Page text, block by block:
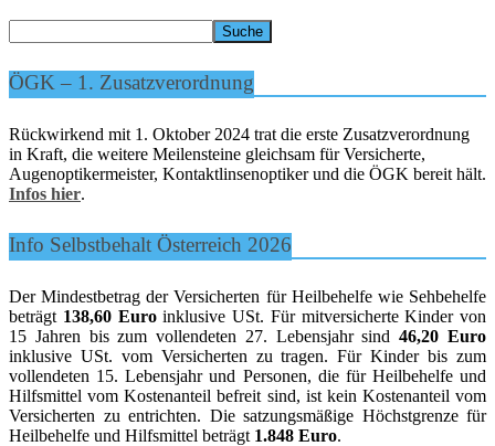
ÖGK – 1. Zusatzverordnung
Rückwirkend mit 1. Oktober 2024 trat die erste Zusatzverordnung
in Kraft, die weitere Meilensteine gleichsam für Versicherte,
Augenoptikermeister, Kontaktlinsenoptiker und die ÖGK bereit hält.
Infos hier.
Info Selbstbehalt Österreich 2026
Der Mindestbetrag der Versicherten für Heilbehelfe wie Sehbehelfe
beträgt 138,60 Euroinklusive USt. Für mitversicherte Kinder von
15 Jahren bis zum vollendeten 27. Lebensjahr sind46,20 Euro
inklusive USt. vom Versicherten zu tragen. Für Kinder bis zum
vollendeten 15. Lebensjahr und Personen, die für Heilbehelfe und
Hilfsmittel vom Kostenanteil befreit sind, ist kein Kostenanteil vom
Versicherten zu entrichten. Die satzungsmäßige Höchstgrenze für
Heilbehelfe und Hilfsmittel beträgt 1.848 Euro.